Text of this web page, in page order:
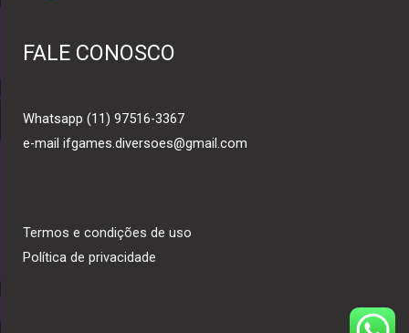
FALE CONOSCO
Whatsapp (11) 97516-3367
e-mail ifgames.diversoes@gmail.com
Termos e condições de uso
Política de privacidade